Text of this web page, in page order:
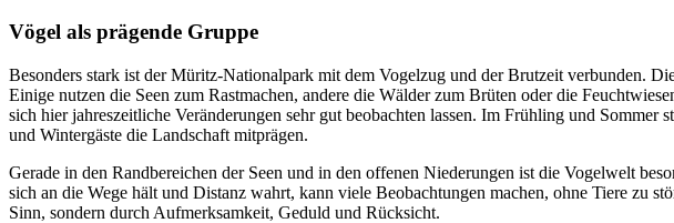
Vögel als prägende Gruppe
Besonders stark ist der Müritz-Nationalpark mit dem Vogelzug und der Brutzeit verbunden.
Einige nutzen die Seen zum Rastmachen, andere die Wälder zum Brüten oder die
sich hier jahreszeitliche Veränderungen sehr gut beobachten lassen. Im Frühling und
und Wintergäste die Landschaft mitprägen.
Gerade in den Randbereichen der Seen und in den offenen Niederungen ist die Vogelwelt
sich an die Wege hält und Distanz wahrt, kann viele Beobachtungen machen, ohne Tiere zu
Sinn, sondern durch Aufmerksamkeit, Geduld und Rücksicht.